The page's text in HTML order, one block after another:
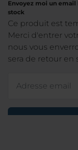
the
images
gallery